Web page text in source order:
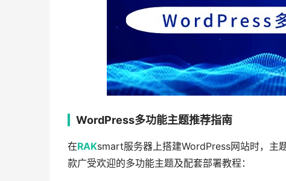
WordPress多功能主题推荐指南
在RAKsmart服务器上搭建WordPress网站时，主
款广受欢迎的多功能主题及配套部署教程：